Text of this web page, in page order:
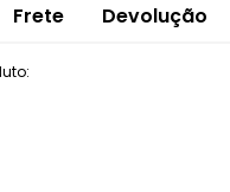
Frete Devolução